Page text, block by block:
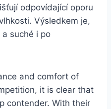
odpovídající‌ oporu‌
​Výsledkem ‌je,
suché i po
and comfort⁣ of
it⁤ is ‍clear that
contender. ⁤With⁤ their